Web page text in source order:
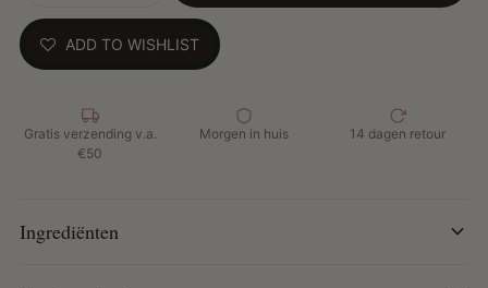
Belangrijkste Kenmerken:
Intense kleur met een zijdezachte, romige textuur
Langhoudende formule die niet vervaagt
Hydraterend en comfortabel voor dagelijks gebruik
Precieze punt voor strakke en gecontroleerde
statement looks
ADD TO WISHLIST
Gratis verzending v.a.
€50
Morgen in huis 14 dagen retour
Ingrediënten